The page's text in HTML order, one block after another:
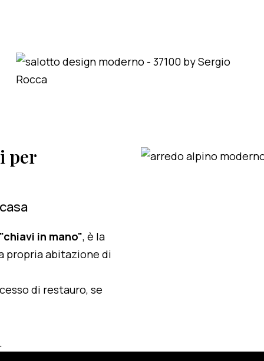
per
in mano", è la
propria abitazione di
di restauro, se